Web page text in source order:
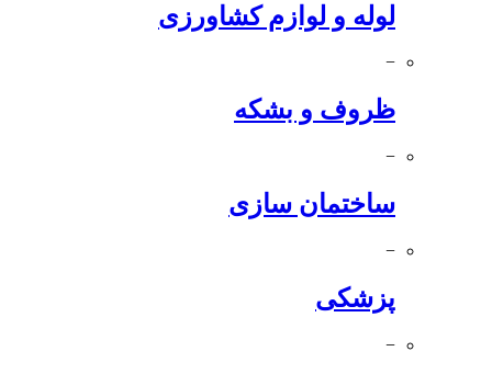
لوله و لوازم کشاورزی
−
ظروف و بشکه
−
ساختمان سازی
−
پزشکی
−